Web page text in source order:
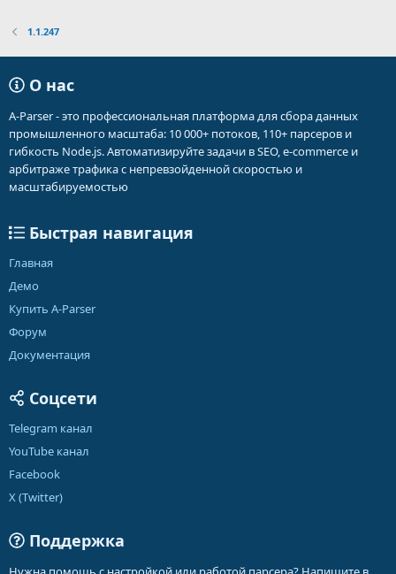
1.1.247
О нас
A-Parser - это профессиональная платформа для сбора данных
промышленного масштаба: 10 000+ потоков, 110+ парсеров и
гибкость Node.js. Автоматизируйте задачи в SEO, e-commerce и
арбитраже трафика с непревзойденной скоростью и
масштабируемостью
Быстрая навигация
Главная
Демо
Купить A-Parser
Форум
Документация
Соцсети
Telegram канал
YouTube канал
Facebook
X (Twitter)
Поддержка